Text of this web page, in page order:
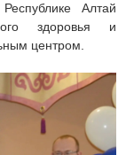
Алтай
здоровья и
центром.